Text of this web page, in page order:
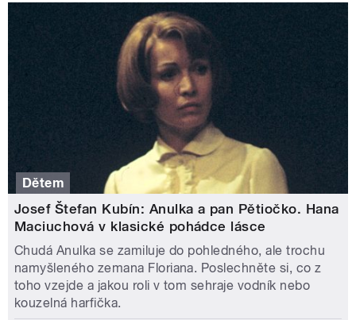
Dětem
Josef Štefan Kubín: Anulka a pan Pětiočko. Hana
Maciuchová v klasické pohádce lásce
Chudá Anulka se zamiluje do pohledného, ale trochu
namyšleného zemana Floriana. Poslechněte si, co z
toho vzejde a jakou roli v tom sehraje vodník nebo
kouzelná harfička.